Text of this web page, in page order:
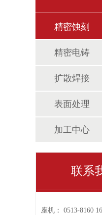
精密蚀刻
精密电铸
扩散焊接
表面处理
加工中心
联系
座机： 0513-8160